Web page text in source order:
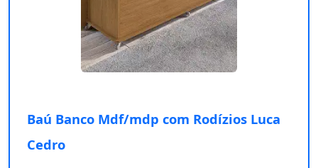
Baú Banco Mdf/mdp com Rodízios Luca
Cedro